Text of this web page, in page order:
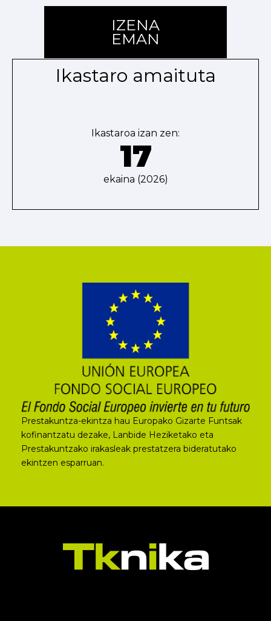
IZENA
EMAN
Ikastaro amaituta
Ikastaroa izan zen:
17
ekaina (2026)
Prestakuntza-ekintza hau Europako Gizarte Funtsak
kofinantzatu dezake, Lanbide Heziketako eta
Prestakuntzako irakasleak prestatzera bideratutako
ekintzen esparruan.